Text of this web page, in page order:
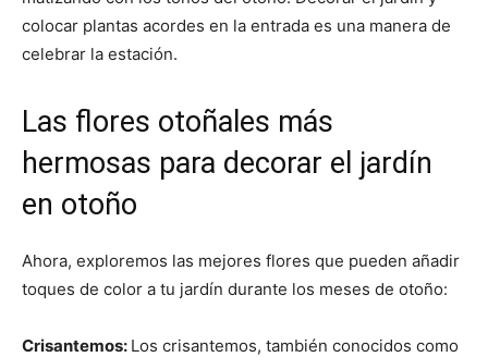
colocar plantas acordes en la entrada es una manera de
celebrar la estación.
Las flores otoñales más
hermosas para decorar el jardín
en otoño
Ahora, exploremos las mejores flores que pueden añadir
toques de color a tu jardín durante los meses de otoño:
Crisantemos: Los crisantemos, también conocidos como